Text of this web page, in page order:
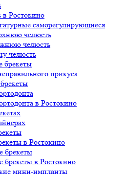
в Ростокино
саморегулирующиеся
челюсть
челюсть
челюсть
брекеты
прикуса
в Ростокино
в Ростокино
брекеты
брекеты в Ростокино
мини-импланты